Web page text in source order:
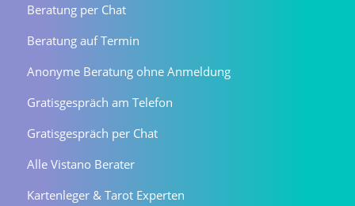
Beratung per Chat
Beratung auf Termin
Anonyme Beratung ohne Anmeldung
Gratisgespräch am Telefon
Gratisgespräch per Chat
Alle Vistano Berater
Kartenleger & Tarot Experten